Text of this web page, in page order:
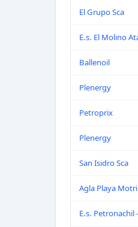
El Grupo Sca
E.s. El Molino
Ballenoil
Plenergy
Petroprix
Plenergy
San Isidro Sca
Agla Playa
E.s. Petronachil